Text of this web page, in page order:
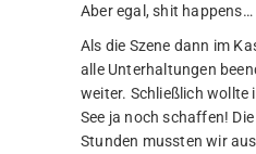
Aber egal, shit happens…
Als die Szene dann im
alle Unterhaltungen
weiter. Schließlich wollte
See ja noch schaffen!
Stunden mussten wir